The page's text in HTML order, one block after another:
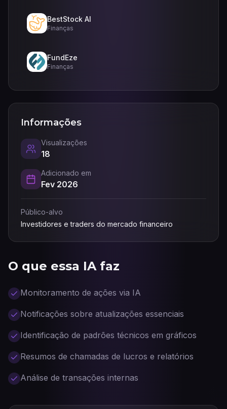
O que essa IA faz
Monitoramento de ações via IA
Notificações sobre atualizações essenciais
Identificação de padrões técnicos em gráficos
Resumos de chamadas de lucros e relatórios
Análise de transações internas
BestStock AI
Finanças
FundEze
Finanças
Informações
Visualizações
18
Adicionado em
Fev 2026
Público-alvo
Investidores e traders do mercado financeiro